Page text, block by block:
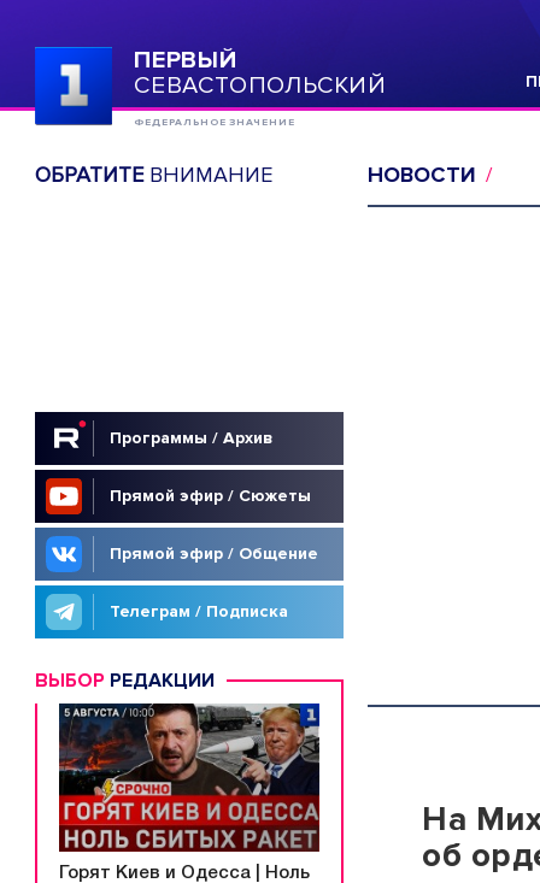
ПЕРВЫЙ
СЕВАСТОПОЛЬСКИЙ
ФЕДЕРАЛЬНОЕ ЗНАЧЕНИЕ
ОБРАТИТЕВНИМАНИЕ
Программы / Архив
Прямой эфир / Сюжеты
Прямой эфир / Общение
Телеграм / Подписка
ВЫБОР РЕДАКЦИИ
Горят Киев и Одесса | Ноль
НОВОСТИ
На
об